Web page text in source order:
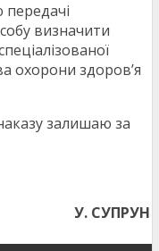
передачі
визначити
охорони здоров’я
залишаю за
У. СУПРУН